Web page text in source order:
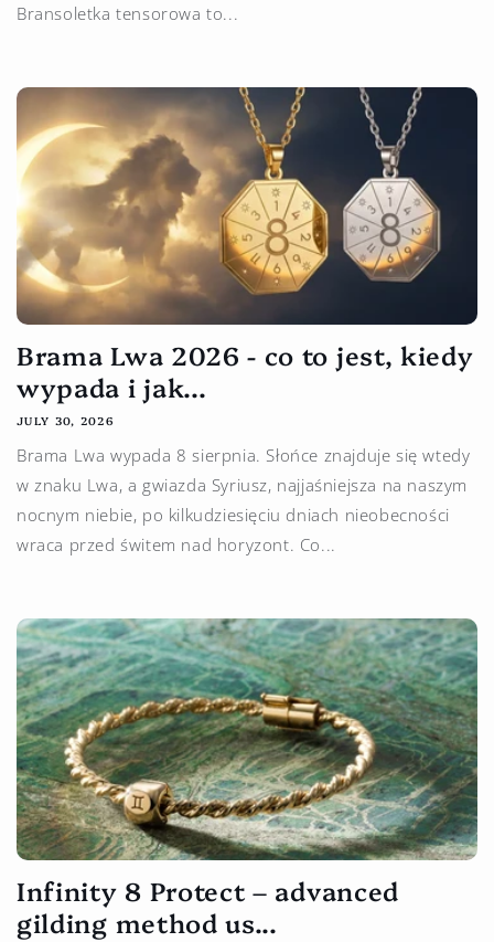
Bransoletka tensorowa to...
Brama Lwa 2026 - co to jest, kiedy
wypada i jak...
JULY 30, 2026
Brama Lwa wypada 8 sierpnia. Słońce znajduje się wtedy
w znaku Lwa, a gwiazda Syriusz, najjaśniejsza na naszym
nocnym niebie, po kilkudziesięciu dniach nieobecności
wraca przed świtem nad horyzont. Co...
Infinity 8 Protect – advanced
gilding method us...